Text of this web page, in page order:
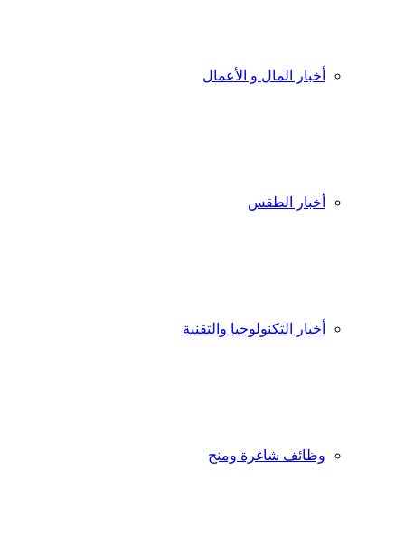
أخبار المال و الأعمال
أخبار الطقس
أخبار التكنولوجيا والتقنية
وظائف شاغرة ومنح